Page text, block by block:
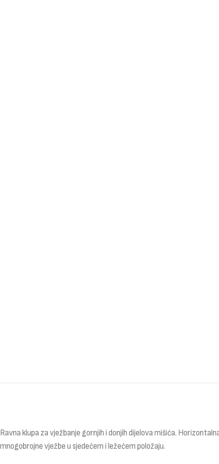
Ravna klupa za vježbanje gornjih i donjih dijelova mišića.
mnogobrojne vježbe u sjedećem i ležećem položaju.